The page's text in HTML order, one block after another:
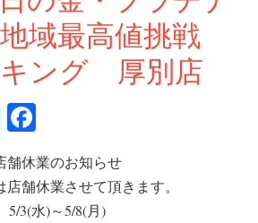
域最高値挑戦
ング 厚別店
T
wi
tte
r
ce
bo
ok
舗休業のお知らせ
舗休業させて頂きます。
5/3(水)～5/8(月)